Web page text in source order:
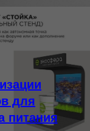
для
питания